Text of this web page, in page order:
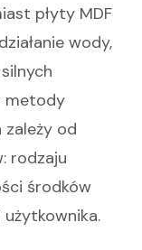
płyty MDF
wody,
metody
zależy od
rodzaju
środków